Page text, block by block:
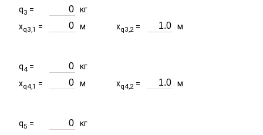
q3 =
кг
xq3,1 = м xq3,2 = м
q4 =
кг
xq4,1 = м xq4,2 = м
q5 =
кг